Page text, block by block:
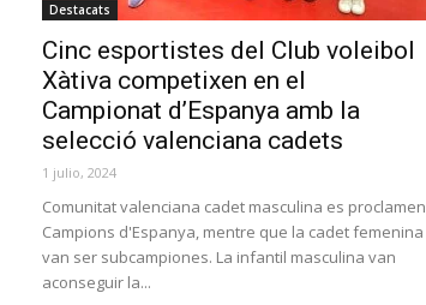
Destacats
Cinc esportistes del Club voleibol
Xàtiva competixen en el
Campionat d’Espanya amb la
selecció valenciana cadets
1 julio, 2024
Comunitat valenciana cadet masculina es proclamen
Campions d'Espanya, mentre que la cadet femenina
van ser subcampiones. La infantil masculina van
aconseguir la...